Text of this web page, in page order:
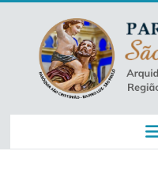
content
Paróquia
São